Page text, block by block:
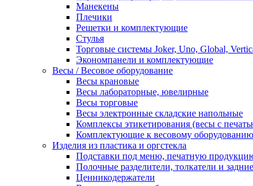
Манекены
Плечики
Решетки и комплектующие
Стулья
Торговые системы Joker, Uno, Global,
Экономпанели и комплектующие
Весы / Весовое оборудование
Весы крановые
Весы лабораторные, ювелирные
Весы торговые
Весы электронные складские напольные
Комплексы этикетирования (весы с
Комплектующие к весовому оборудованию
Изделия из пластика и оргстекла
Подставки под меню, печатную
Полочные разделители, толкатели и
Ценникодержатели